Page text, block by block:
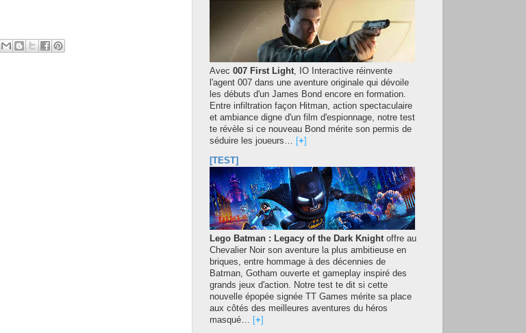
Avec 007 First Light , IO Interactive réinvente
l'agent 007 dans une aventure originale qui dévoile
les débuts d'un James Bond encore en formation.
Entre infiltration façon Hitman, action spectaculaire
et ambiance digne d'un film d'espionnage, notre test
te révèle si ce nouveau Bond mérite son permis de
séduire les joueurs…
[+]
[TEST]
Lego Batman : Legacy of the Dark Knightoffre au
Chevalier Noir son aventure la plus ambitieuse en
briques, entre hommage à des décennies de
Batman, Gotham ouverte et gameplay inspiré des
grands jeux d'action. Notre test te dit si cette
nouvelle épopée signée TT Games mérite sa place
aux côtés des meilleures aventures du héros
masqué…
+